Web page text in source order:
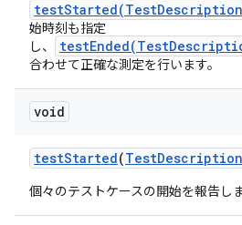
始時刻も指定
し、
合わせて正確な測定を行います。
void
testStarted(TestDescription
個々のテストケースの開始を報告しま